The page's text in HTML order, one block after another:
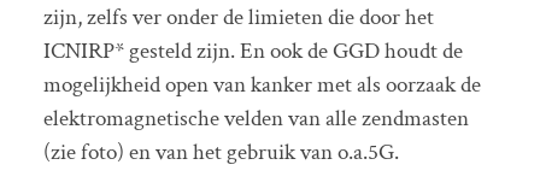
zijn, zelfs ver onder de limieten die door het
ICNIRP* gesteld zijn. En ook de GGD houdt de
mogelijkheid open van kanker met als oorzaak de
elektromagnetische velden van alle zendmasten
(zie foto) en van het gebruik van o.a.5G.